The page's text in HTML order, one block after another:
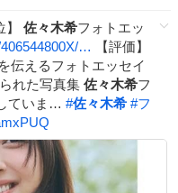
】 佐々木希フォトエッ
…
【評価】
伝えるフォトエッセイ
れた写真集 佐々木希フ
ていま… #佐々木希 #フ